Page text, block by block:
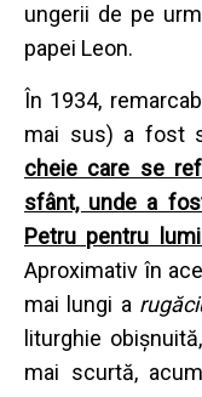
ungerii de pe
papei Leon.
În 1934,
mai sus) a fost
cheie care se
sfânt, unde a
Petru pentru
Aproximativ în
mai lungi a
liturghie
mai scurtă,